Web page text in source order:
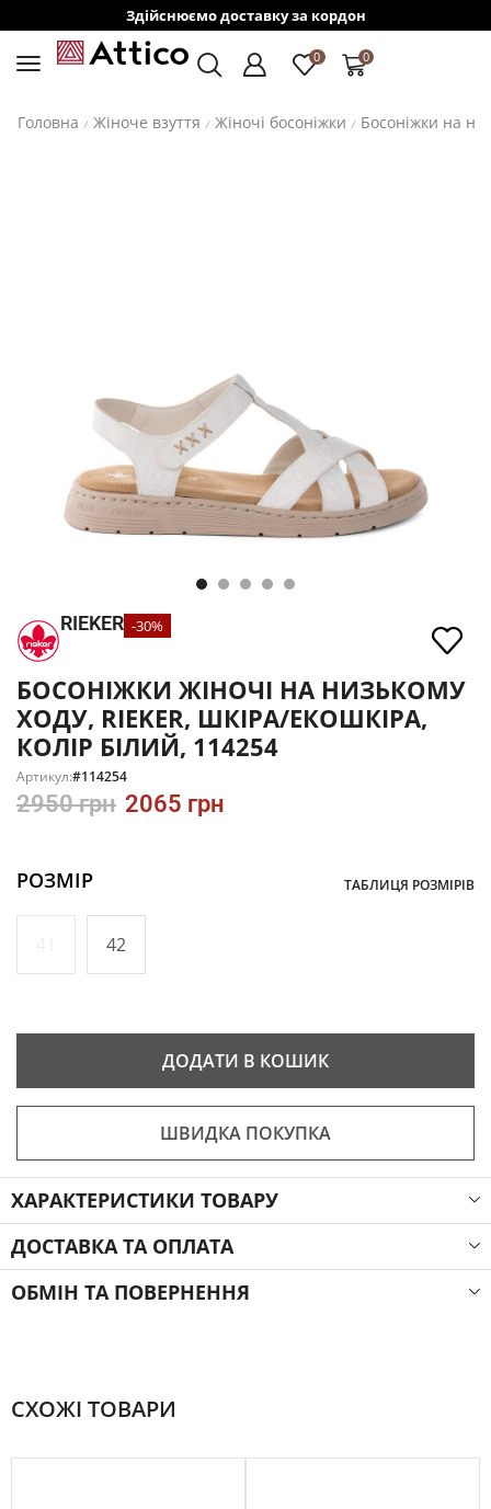
Здійснюємо доставку за кордон
0 0
Головна / Жіноче взуття / Жіночі босоніжки / Босоніжки на
RIEKER -30%
БОСОНІЖКИ ЖІНОЧІ НА НИЗЬКОМУ
ХОДУ, RIEKER, ШКІРА/ЕКОШКІРА,
КОЛІР БІЛИЙ, 114254
Артикул:#114254
2950грн 2065 грн
РОЗМІР ТАБЛИЦЯ РОЗМІРІВ
42
ДОДАТИ В КОШИК
ШВИДКА ПОКУПКА
ХАРАКТЕРИСТИКИ ТОВАРУ
ДОСТАВКА ТА ОПЛАТА
ОБМІН ТА ПОВЕРНЕННЯ
СХОЖІ ТОВАРИ